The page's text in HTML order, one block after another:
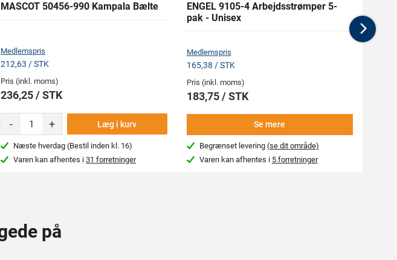
MASCOT 50456-990 Kampala Bælte
Medlemspris
212,63 / STK
Pris (inkl. moms)
236,25 / STK
- + Læg i kurv
Næste hverdag (Bestil inden kl. 16)
Varen kan afhentes i31 forretninger
ENGEL 9105-4 Arbejdsstrømper 5-
pak - Unisex
Medlemspris
165,38 / STK
Pris (inkl. moms)
183,75 / STK
Se mere
Begrænset levering (se dit område)
Varen kan afhentes i 5 forretninger
på